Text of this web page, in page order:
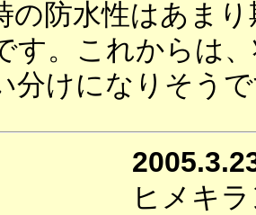
の防水性はあま
す。これからは
分けになりそう
ヒメキ